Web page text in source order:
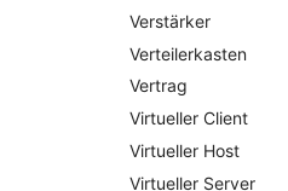
Netzwerk-Listener
Netzwerkport
Objektbild
Organisation
Verstärker
Verteilerkasten
Vertrag
Virtueller Client
Virtueller Host
Virtueller Server